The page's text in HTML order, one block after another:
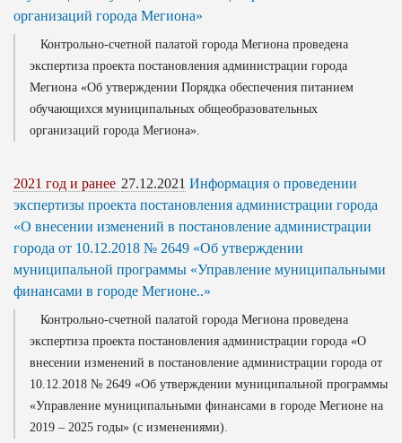
организаций города Мегиона»
Контрольно-счетной палатой города Мегиона проведена
экспертиза проекта постановления администрации города
Мегиона «Об утверждении Порядка обеспечения питанием
обучающихся муниципальных общеобразовательных
организаций города Мегиона».
2021 год и ранее 27.12.2021 Информация о проведении
экспертизы проекта постановления администрации города
«О внесении изменений в постановление администрации
города от 10.12.2018 № 2649 «Об утверждении
муниципальной программы «Управление муниципальными
финансами в городе Мегионе..»
Контрольно-счетной палатой города Мегиона проведена
экспертиза проекта постановления администрации города «О
внесении изменений в постановление администрации города от
10.12.2018 № 2649 «Об утверждении муниципальной программы
«Управление муниципальными финансами в городе Мегионе на
2019 – 2025 годы» (с изменениями).